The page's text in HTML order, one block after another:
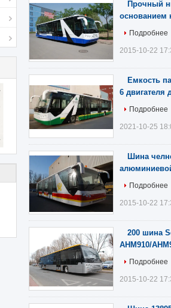
Прочный
основанием
Подробнее
2015-10-22
Емкость
6 двигателя
Подробнее
2021-10-25
Шина
Подробнее
2015-10-22
200 шина
AHM910/
Подробнее
2015-10-22